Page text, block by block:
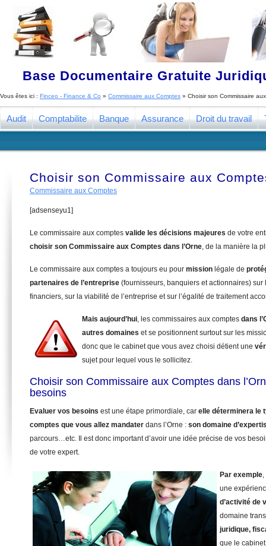
Base Documentaire Gratuite
Vous êtes ici : Finceo - Finance & Co » Commissaire aux Comptes » Choisir son Commissaire
Audit Comptabilite Banque Assurance Droit du travail
Choisir son Commissaire aux
Commissaire aux Comptes
[adsenseyu1]
Le commissaire aux comptes valide les décisions majeures de votre
choisir son Commissaire aux Comptes dans l’Orne, de la manière la
Le commissaire aux comptes a toujours eu pour mission légale de
partenaires de l’entreprise (fournisseurs, banquiers et actionnaires) sur
financiers, sur la viabilité de l’entreprise et sur l’égalité de traitement
Mais aujourd’hui, les commissaires aux comptes dans
autres domaines et se positionnent surtout sur les
donc que le cabinet que vous avez choisi détient une
sujet pour lequel vous le sollicitez.
Choisir son Commissaire aux Comptes dans
besoins
Evaluer vos besoins est une étape primordiale, car elle déterminera le
comptes que vous allez mandater dans l’Orne : son domaine
parcours…etc. Il est donc important d’avoir une idée précise de vos
de votre expert.
Par exemple
une
d’activité de
domaine
juridique,
que le